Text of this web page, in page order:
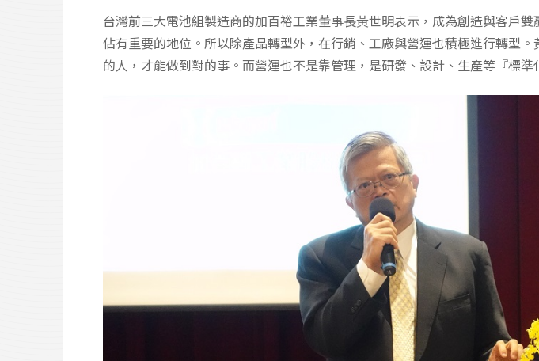
台灣前三大電池組製造商的加百裕工業董事長黃世明表示，成為創造與客戶
佔有重要的地位。所以除產品轉型外，在行銷、工廠與營運也積極進行轉型
的人，才能做到對的事。而營運也不是靠管理，是研發、設計、生產等『標準